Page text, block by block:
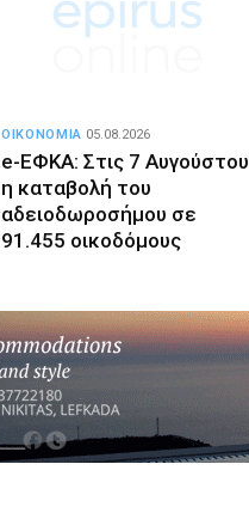
e-ΕΦΚΑ: Στις 7 Αυγούστου
η καταβολή του
αδειοδωροσήμου σε
91.455 οικοδόμους
ΟΙΚΟΝΟΜΙΑ 05.08.2026